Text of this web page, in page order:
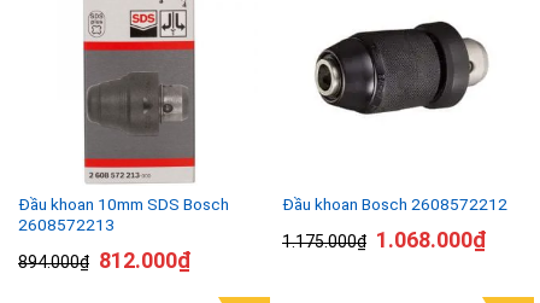
Đầu khoan 10mm SDS Bosch
2608572213
894.000₫ 812.000₫
Đầu khoan Bosch 2608572212
1.175.000₫ 1.068.000₫